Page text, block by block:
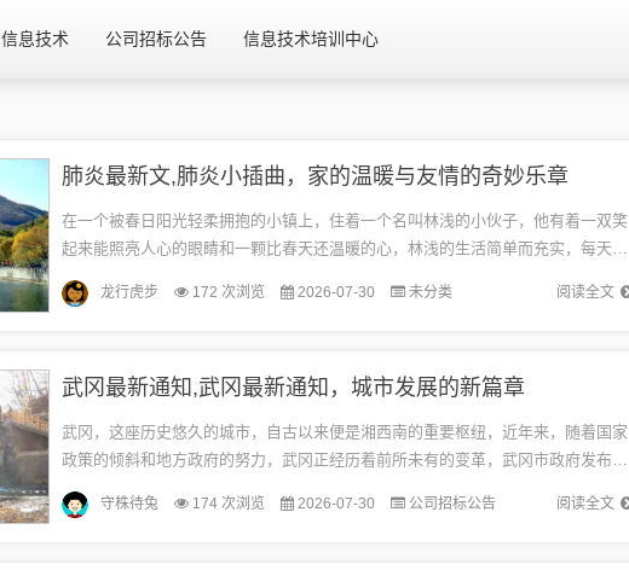
信息技术 公司招标公告 信息技术培训中心
肺炎最新文,肺炎小插曲，家的温暖与友情的奇妙乐章
在一个被春日阳光轻柔拥抱的小镇上，住着一个名叫林浅的小伙子，他有着一双笑
起来能照亮人心的眼睛和一颗比春天还温暖的心，林浅的生活简单而充实，每天除
了工作，最大的乐趣就是与朋友们的聚会，分享生活的点滴快乐，一场突如其来
的...
阅读全文
龙行虎步 172 次浏览 2026-07-30 未分类
武冈最新通知,武冈最新通知，城市发展的新篇章
武冈，这座历史悠久的城市，自古以来便是湘西南的重要枢纽，近年来，随着国家
政策的倾斜和地方政府的努力，武冈正经历着前所未有的变革，武冈市政府发布了
一系列最新通知，标志着这座城市即将迈入新的发展阶段，本文将详细回顾这些
通...
阅读全文
守株待兔 174 次浏览 2026-07-30 公司招标公告